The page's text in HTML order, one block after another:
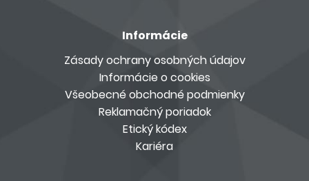
Informácie
Zásady ochrany osobných údajov
Informácie o cookies
Všeobecné obchodné podmienky
Reklamačný poriadok
Etický kódex
Kariéra